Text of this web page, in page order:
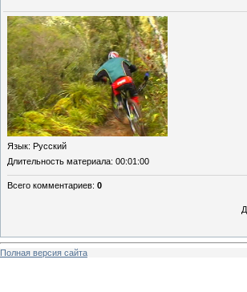
Язык: Русский
Длительность материала: 00:01:00
Всего комментариев: 0
Полная версия сайта